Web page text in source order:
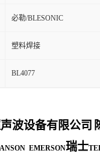
必勒/BLESONIC
塑料焊接
BL4077
波设备有限公司
EMERSON瑞士